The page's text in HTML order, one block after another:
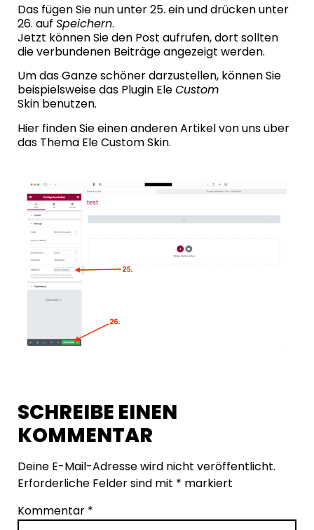
Das fügen Sie nun unter 25. ein und drücken unter
26. auf Speichern.
Jetzt können Sie den Post aufrufen, dort sollten
die verbundenen Beiträge angezeigt werden.
Um das Ganze schöner darzustellen, können Sie
beispielsweise das Plugin EleCustom
Skin benutzen.
Hier finden Sie einen anderen Artikel von uns über
das Thema Ele Custom Skin.
SCHREIBE EINEN
KOMMENTAR
Deine E-Mail-Adresse wird nicht veröffentlicht.
Erforderliche Felder sind mit * markiert
Kommentar *